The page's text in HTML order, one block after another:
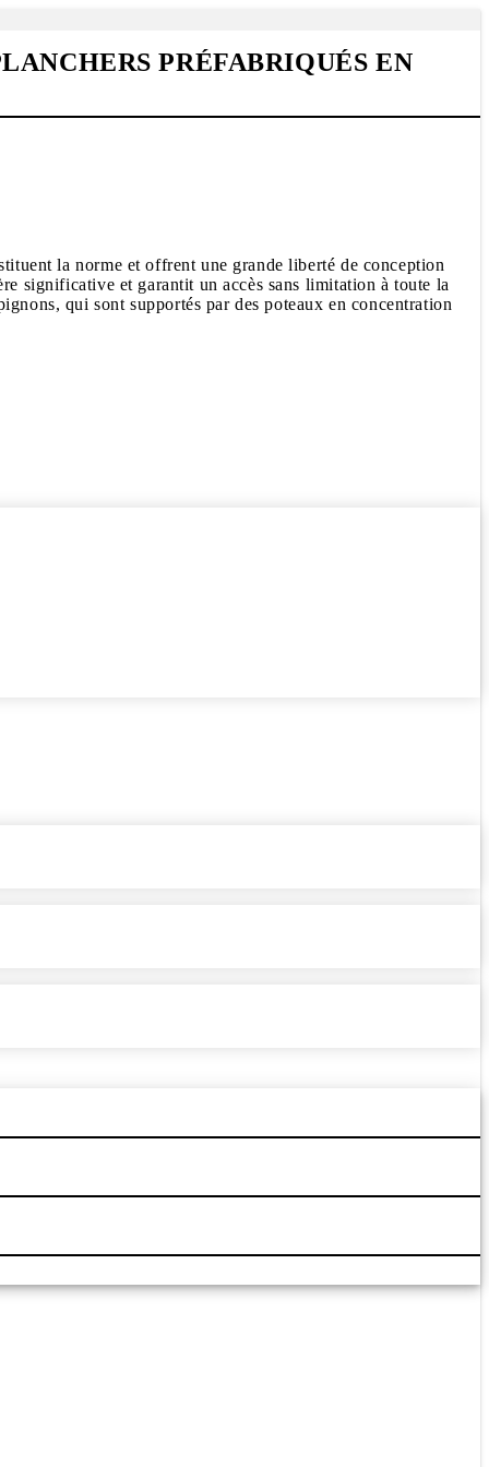
PRÉFABRIQUÉS EN
la norme et offrent une grande liberté de conception
significative et garantit un accès sans limitation à toute la
qui sont supportés par des poteaux en concentration